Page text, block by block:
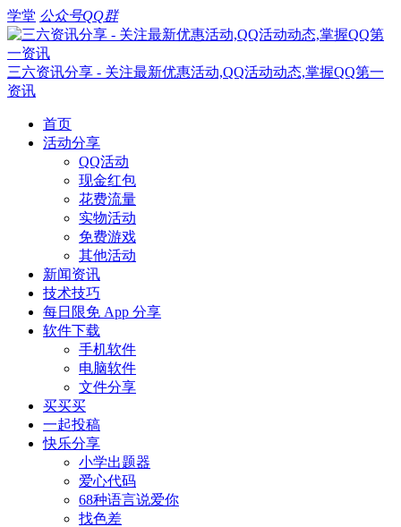
学堂 公众号QQ群
三六资讯分享 - 关注最新优惠活动,QQ活动动态,掌握QQ第一
资讯
首页
活动分享
QQ活动
现金红包
花费流量
实物活动
免费游戏
其他活动
新闻资讯
技术技巧
每日限免 App 分享
软件下载
手机软件
电脑软件
文件分享
买买买
一起投稿
快乐分享
小学出题器
爱心代码
68种语言说爱你
找色差